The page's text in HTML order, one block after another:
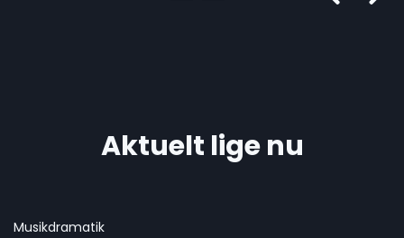
Aktuelt lige nu
Musikdramatik